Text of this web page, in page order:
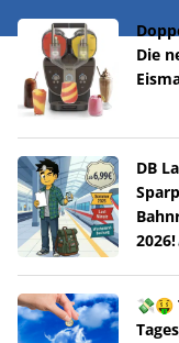
Die
DB
💸🤑